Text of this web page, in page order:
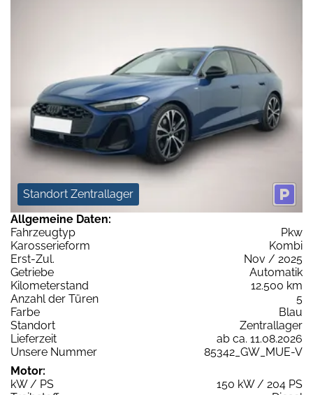
Standort Zentrallager
Allgemeine Daten:
Fahrzeugtyp
Pkw
Karosserieform
Kombi
Erst-Zul.
Nov / 2025
Getriebe
Automatik
Kilometerstand
12.500 km
Anzahl der Türen
5
Farbe
Blau
Standort
Zentrallager
Lieferzeit
ab ca. 11.08.2026
Unsere Nummer
85342_GW_MUE-V
Motor:
kW / PS
150 kW / 204 PS